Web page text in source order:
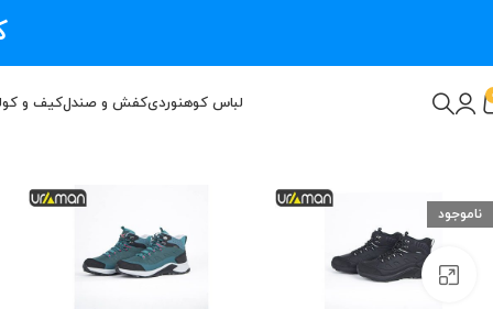
لباس کوهنوردیکفش و صندلکیف و
ناموجود
بزرگنمایی تصویر